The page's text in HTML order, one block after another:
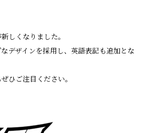
しくなりました。
デザインを採用し、英語表記も追加とな
ひご注目ください。